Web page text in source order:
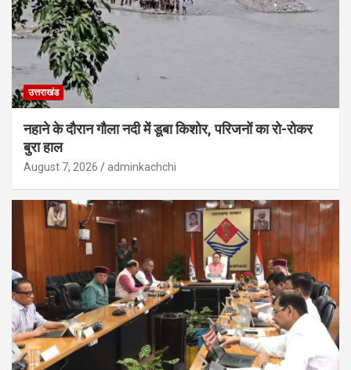
उत्तराखंड
नहाने के दौरान गौला नदी में डूबा किशोर, परिजनों का रो-रोकर
बुरा हाल
August 7, 2026 adminkachchi